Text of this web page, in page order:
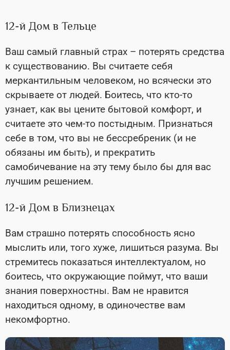
12-й Дом в Тельце
Ваш самый главный страх – потерять средства
к существованию. Вы считаете себя
меркантильным человеком, но всячески это
скрываете от людей. Боитесь, что кто-то
узнает, как вы цените бытовой комфорт, и
считаете это чем-то постыдным. Признаться
себе в том, что вы не бессребреник (и не
обязаны им быть), и прекратить
самобичевание на эту тему было бы для вас
лучшим решением.
12-й Дом в Близнецах
Вам страшно потерять способность ясно
мыслить или, того хуже, лишиться разума. Вы
стремитесь показаться интеллектуалом, но
боитесь, что окружающие поймут, что ваши
знания поверхностны. Вам не нравится
находиться одному, в одиночестве вам
некомфортно.